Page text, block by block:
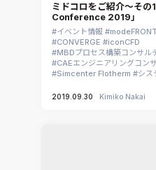
ミドコロをご紹介～そ
Conference 2019」
イベント情報
CONVERGE
iconCFD
MBDプロセス構築コンサル
CAEエンジニアリングコン
Simcenter Flotherm
シス
2019.09.30 Kimiko Nakai